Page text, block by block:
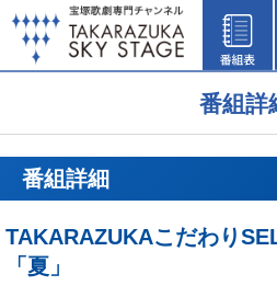
番組詳
番組詳細
TAKARAZUKAこだわり
「夏」